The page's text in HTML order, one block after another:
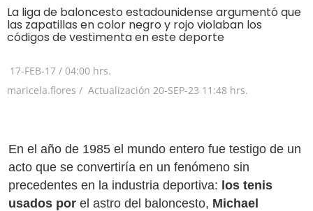
La liga de baloncesto estadounidense argumentó que
las zapatillas en color negro y rojo violaban los
códigos de vestimenta en este deporte
17-FEB-17 / 04:00 hrs.
maricela.flores / Actualización 20-SEP-23 11:48 hrs.
En el año de 1985 el mundo entero fue testigo de un
acto que se convertiría en un fenómeno sin
precedentes en la industria deportiva: los tenis
usados por el astro del baloncesto, Michael